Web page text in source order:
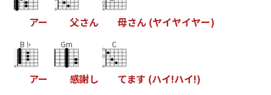
アー 父さん 母さん (ヤイヤイヤー)
B♭
アー
Gm
感謝し
C
てます (ハイ!ハイ!)